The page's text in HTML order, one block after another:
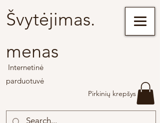
Pirkinių krepšys
Švytėjimas.
menas
Internetinė
parduotuvė